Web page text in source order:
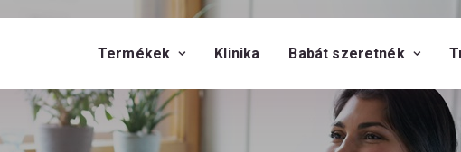
Termékek Klinika Babát szeretnék